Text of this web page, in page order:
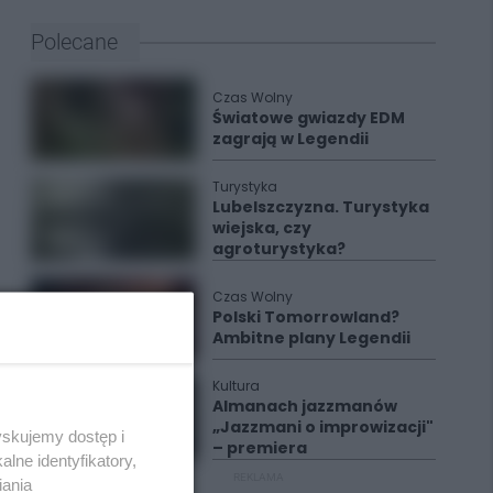
Polecane
Czas Wolny
Światowe gwiazdy EDM
zagrają w Legendii
Turystyka
Lubelszczyzna. Turystyka
wiejska, czy
agroturystyka?
Czas Wolny
Polski Tomorrowland?
Ambitne plany Legendii
Kultura
Almanach jazzmanów
„Jazzmani o improwizacji"
– premiera
dostęp i
identyfikatory,